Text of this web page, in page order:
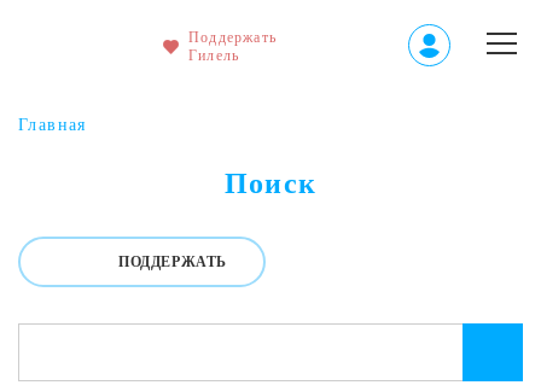
Поддержать
Гилель
Главная
Поиск
ПОДДЕРЖАТЬ